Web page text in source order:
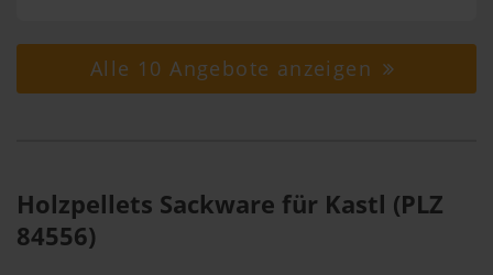
Alle 10 Angebote anzeigen
Holzpellets Sackware für Kastl (PLZ
84556)